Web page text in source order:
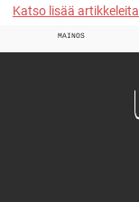
Katso lisää artikkeleita
MAINOS